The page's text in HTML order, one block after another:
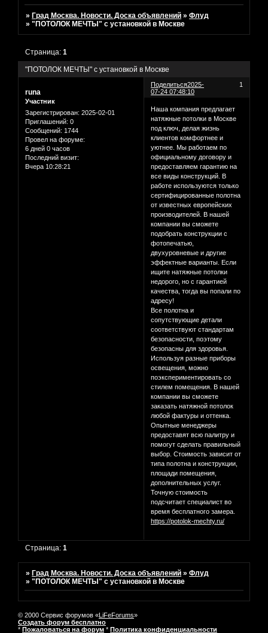
» Град Москва. Новости. Доска объявлений »Флуд
»"ПОТОЛОК МЕЧТЫ" с установкой в Москве
"ПОТОЛОК МЕЧТЫ" с установкой в Москве
Страница:1
Поделиться 1
2025-
07-24 07:48:10
runa
Участник
Зарегистрирован: 2025-02-01
Приглашений: 0
Сообщений: 1744
Провел на форуме:
6 дней 0 часов
Последний визит:
Вчера 10:28:21
Наша компания предлагает
натяжные потолки в Москве
под ключ, делая жизнь
клиентов комфортнее и
уютнее. Мы работаем по
официальному договору и
предоставляем гарантию на
все виды конструкций. В
работе используются только
сертифицированные полотна
от известных европейских
производителей. В нашей
компании вы сможете
подобрать конструкции с
фотопечатью,
двухуровневые и другие
эффектные варианты. Если
ищите натяжные потолки
недорого, но с гарантией
качества, тогда вы попали по
адресу!
Все полотна и
сопутствующие детали
соответствуют стандартам
безопасности, поэтому
безопасны для здоровья.
Используя разные приборы
освещения, можно
поэкспериментировать со
стилем помещения. В нашей
компании вы сможете
заказать натяжной потолок
любой фактуры и оттенка.
Опытные менеджеры
предоставят всю палитру и
помогут сделать правильный
выбор. Стоимость зависит от
типа полотна и конструкции,
площади помещения,
дополнительных услуг.
Точную стоимость
подсчитает специалист во
время бесплатного замера.
https://potolok-mechty.ru/
Страница:1
»Град Москва. Новости. Доска объявлений »Флуд
»"ПОТОЛОК МЕЧТЫ" с установкой в Москве
© 2000 Сервис форумов «LiFeForums»
Создать форум бесплатно
* Пожаловаться на форум * Политика конфиденциальности